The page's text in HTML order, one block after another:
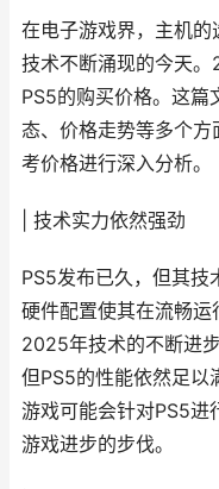
在电子游戏界，主机
技术不断涌现的今天
PS5的购买价格。这篇
态、价格走势等多个
考价格进行深入分析。
| 技术实力依然强劲
PS5发布已久，但其技
硬件配置使其在流畅
2025年技术的不断进
但PS5的性能依然足以
游戏可能会针对PS5进
游戏进步的步伐。